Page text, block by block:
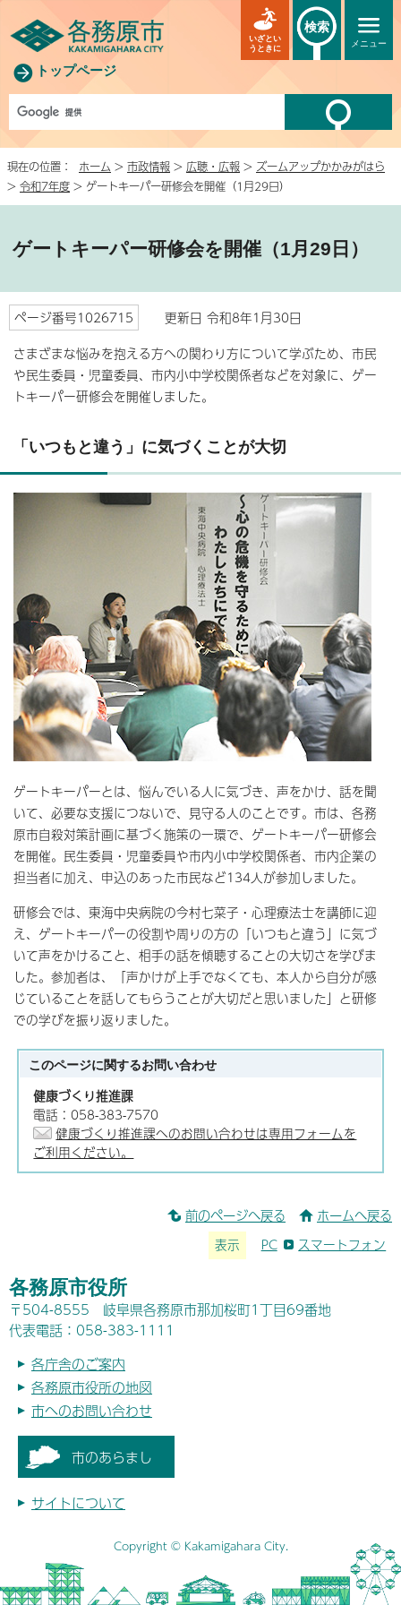
トップページ
メニュー
いざとい
うときに
検索
現在の位置： ホーム > 市政情報 > 広聴・広報 > ズームアップかかみがはら
> 令和7年度 > ゲートキーパー研修会を開催（1月29日）
ゲートキーパー研修会を開催（1月29日）
ページ番号1026715
更新日 令和8年1月30日
さまざまな悩みを抱える方への関わり方について学ぶため、市民
や民生委員・児童委員、市内小中学校関係者などを対象に、ゲー
トキーパー研修会を開催しました。
「いつもと違う」に気づくことが大切
ゲートキーパーとは、悩んでいる人に気づき、声をかけ、話を聞
いて、必要な支援につないで、見守る人のことです。市は、各務
原市自殺対策計画に基づく施策の一環で、ゲートキーパー研修会
を開催。民生委員・児童委員や市内小中学校関係者、市内企業の
担当者に加え、申込のあった市民など134人が参加しました。
研修会では、東海中央病院の今村七菜子・心理療法士を講師に迎
え、ゲートキーパーの役割や周りの方の「いつもと違う」に気づ
いて声をかけること、相手の話を傾聴することの大切さを学びま
した。参加者は、「声かけが上手でなくても、本人から自分が感
じていることを話してもらうことが大切だと思いました」と研修
での学びを振り返りました。
このページに関するお問い合わせ
健康づくり推進課
電話：058-383-7570
健康づくり推進課へのお問い合わせは専用フォームを
ご利用ください。
前のページへ戻る ホームへ戻る
表示 PC スマートフォン
各務原市役所
〒504-8555 岐阜県各務原市那加桜町1丁目69番地
代表電話：058-383-1111
各庁舎のご案内
各務原市役所の地図
市へのお問い合わせ
市のあらまし
サイトについて
Copyright © Kakamigahara City.